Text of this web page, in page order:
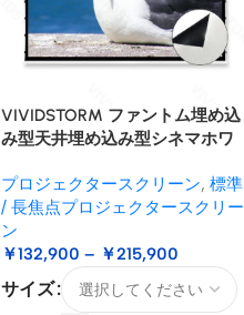
VIVIDSTORM ファントム埋め込
み型天井埋め込み型シネマホワ
ンプロジェクタースクリーン
プロジェクタースクリーン, 標準
/ 長焦点プロジェクタースクリー
ン
￥132,900 – ￥215,900
サイズ